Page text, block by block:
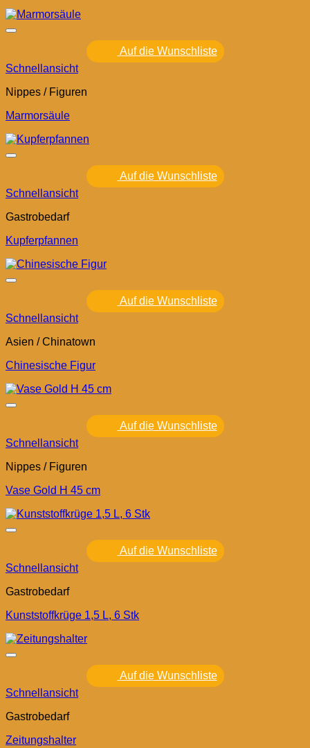
Auf die Wunschliste
Schnellansicht
Nippes / Figuren
Marmorsäule
Auf die Wunschliste
Schnellansicht
Gastrobedarf
Kupferpfannen
Auf die Wunschliste
Schnellansicht
Asien / Chinatown
Chinesische Figur
Auf die Wunschliste
Schnellansicht
Nippes / Figuren
Vase Gold H 45 cm
Auf die Wunschliste
Schnellansicht
Gastrobedarf
Kunststoffkrüge 1,5 L, 6 Stk
Auf die Wunschliste
Schnellansicht
Gastrobedarf
Zeitungshalter